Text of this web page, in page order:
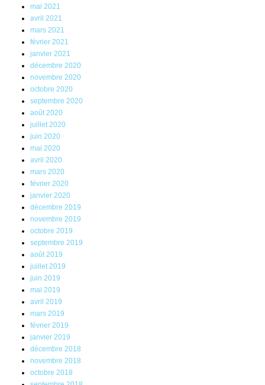
mai 2021
avril 2021
mars 2021
février 2021
janvier 2021
décembre 2020
novembre 2020
octobre 2020
septembre 2020
août 2020
juillet 2020
juin 2020
mai 2020
avril 2020
mars 2020
février 2020
janvier 2020
décembre 2019
novembre 2019
octobre 2019
septembre 2019
août 2019
juillet 2019
juin 2019
mai 2019
avril 2019
mars 2019
février 2019
janvier 2019
décembre 2018
novembre 2018
octobre 2018